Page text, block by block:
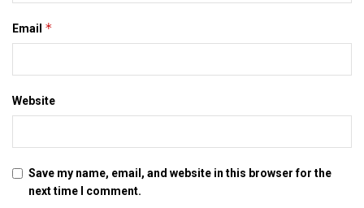
Email *
Website
Save my name, email, and website in this browser for the
next time I comment.